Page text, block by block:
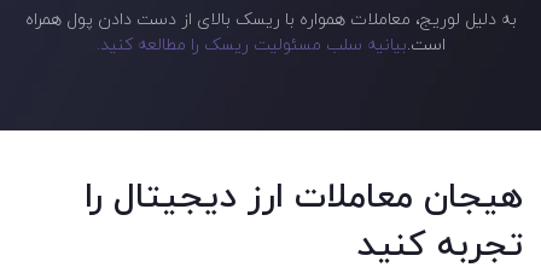
به دلیل لوریج، معاملات همواره با ریسک بالای از دست دادن پول همراه
است.بیانیه سلب مسئولیت ریسک را مطالعه کنید.
هیجان معاملات ارز دیجیتال را
تجربه کنید